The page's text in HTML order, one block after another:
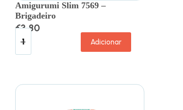
Amigurumi Slim 7569 –
Brigadeiro
€3.80
Adicionar